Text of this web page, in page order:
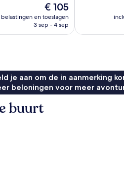
De
prijs
is
€ 105
en toeslagen
3 sep - 4 sep
je aan om de in aanmerking
beloningen voor meer
buurt